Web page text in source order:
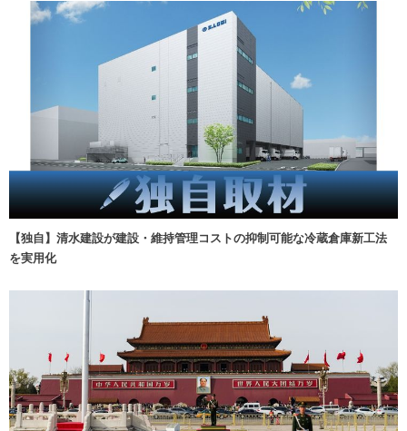
【独自】清水建設が建設・維持管理コストの抑制可能な冷蔵倉庫新工法
を実用化